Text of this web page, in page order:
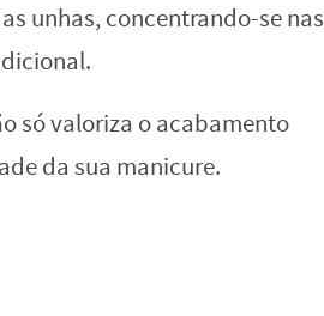
unhas, concentrando-se nas
só valoriza o acabamento
da sua manicure.